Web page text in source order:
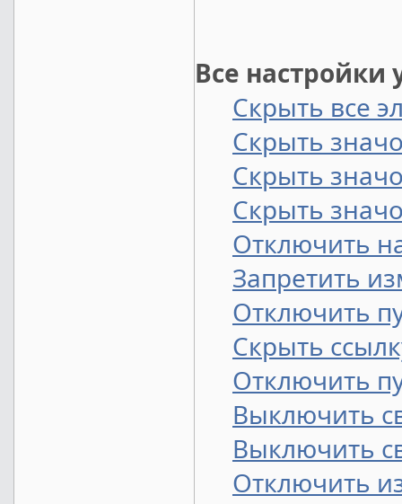
Все настройки
Скрыть все
Скрыть
Скрыть
Скрыть
Отключить
Запретить
Отключить
Скрыть
Отключить
Выключить
Выключить
Отключить